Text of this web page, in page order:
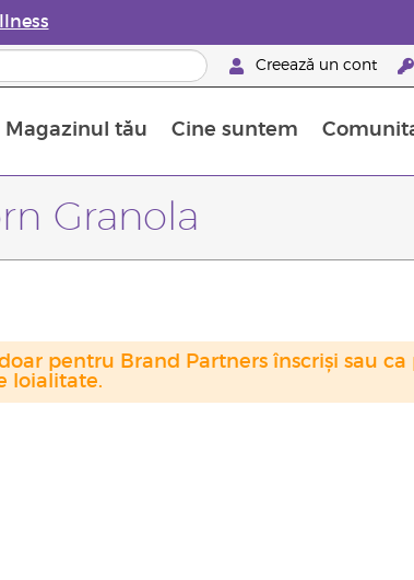
Creează un cont
Magazinul tău Cine suntem
Granola
pentru Brand Partners înscriși sau ca
loialitate.